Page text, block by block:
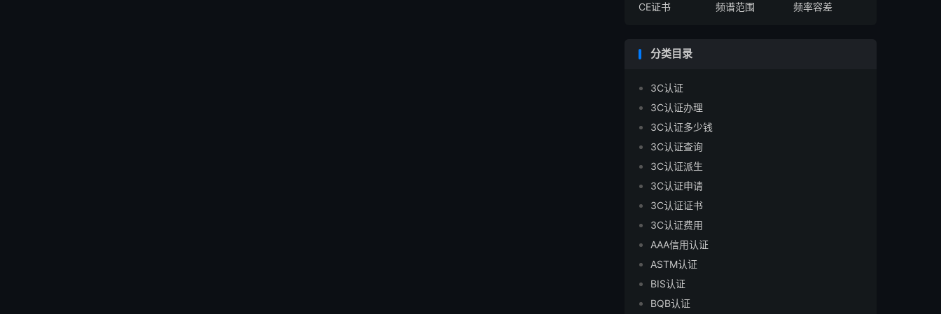
CE证书
频谱范围 频率容差
分类目录
3C认证
3C认证办理
3C认证多少钱
3C认证查询
3C认证派生
3C认证申请
3C认证证书
3C认证费用
AAA信用认证
ASTM认证
BIS认证
BQB认证